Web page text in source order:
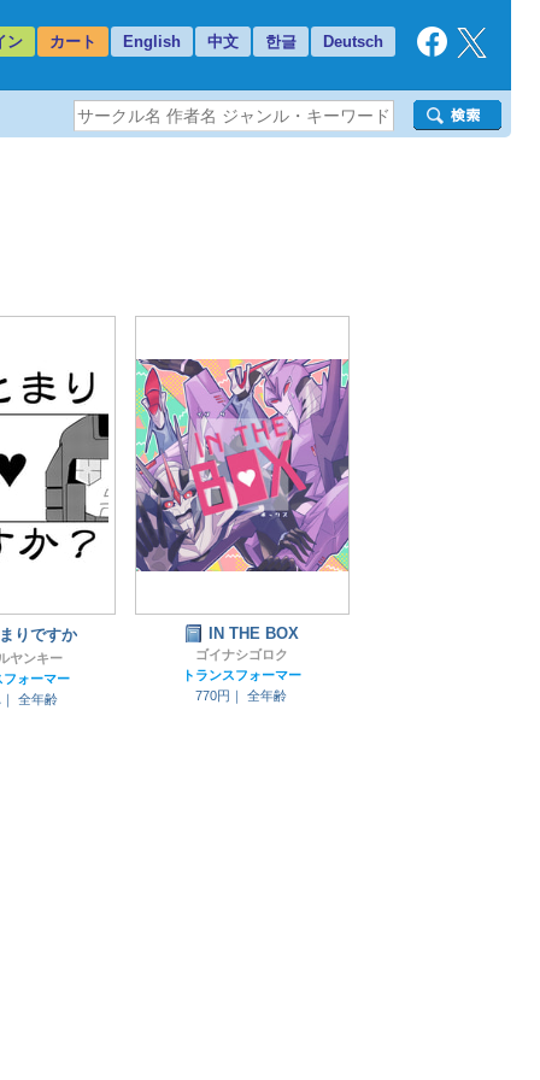
ン カート English 中文 한글 Deutsch
りですか
ヤンキー
フォーマー
全年齢
IN THE BOX
ゴイナシゴロク
トランスフォーマー
770円｜
全年齢